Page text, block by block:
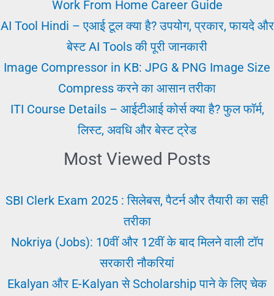
Karna
अर्जेंट
पाये
Work From Home Career Guide
AI Tool Hindi – एआई टूल क्या है? उपयोग, प्रकार, फायदे और
बेस्ट AI Tools की पूरी जानकारी
Image Compressor in KB: JPG & PNG Image Size
Compress करने का आसान तरीका
ITI Course Details – आईटीआई कोर्स क्या है? फुल फॉर्म,
लिस्ट, अवधि और बेस्ट ट्रेड
Most Viewed Posts
SBI Clerk Exam 2025 : सिलेबस, पैटर्न और तैयारी का सही
तरीका
Nokriya (Jobs): 10वीं और 12वीं के बाद मिलने वाली टॉप
सरकारी नौकरियां
Ekalyan और E-Kalyan से Scholarship पाने के लिए चेक